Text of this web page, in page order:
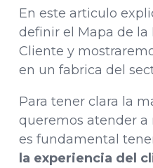
En este articulo
definir el Mapa de la
Cliente y
en un fabrica del
Para tener clara la
queremos atender a
es fundamental
la experiencia del